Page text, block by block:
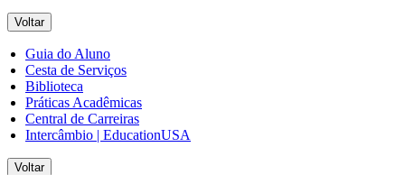
Voltar
Guia do Aluno
Cesta de Serviços
Biblioteca
Práticas Acadêmicas
Central de Carreiras
Intercâmbio | EducationUSA
Voltar